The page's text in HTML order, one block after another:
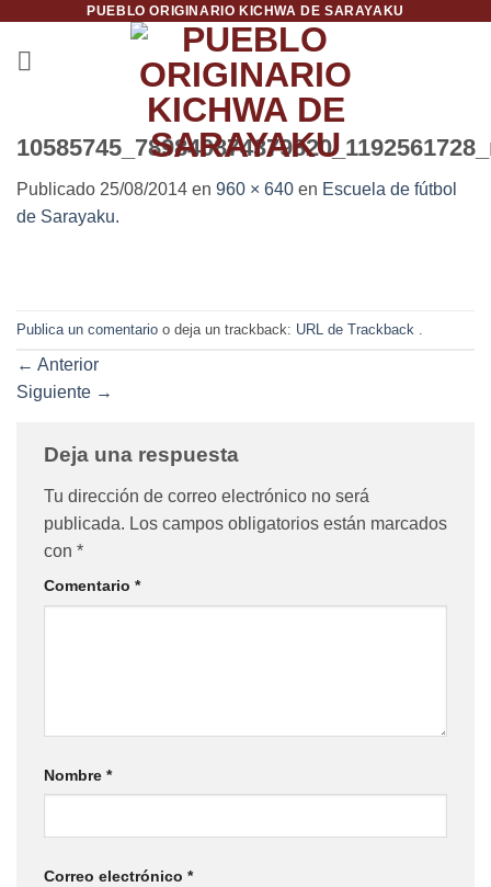
contenido
PUEBLO ORIGINARIO KICHWA DE SARAYAKU
Publicado 25/08/2014 en 960 × 640 en Escuela de fútbol
de Sarayaku.
Publica un comentario o deja un trackback: URL de Trackback
← Anterior
Siguiente →
Deja una respuesta
Tu dirección de correo electrónico no será
publicada. Los campos obligatorios están marcados
con *
Comentario *
Nombre *
Correo electrónico *